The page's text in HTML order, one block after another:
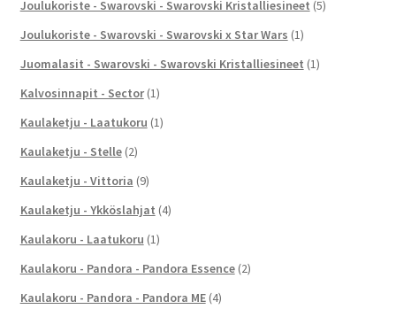
Joulukoriste - Swarovski - Swarovski Kristalliesineet (5)
Joulukoriste - Swarovski - Swarovski x Star Wars (1)
Juomalasit - Swarovski - Swarovski Kristalliesineet (1)
Kalvosinnapit - Sector (1)
Kaulaketju - Laatukoru (1)
Kaulaketju - Stelle (2)
Kaulaketju - Vittoria (9)
Kaulaketju - Ykköslahjat (4)
Kaulakoru - Laatukoru (1)
Kaulakoru - Pandora - Pandora Essence (2)
Kaulakoru - Pandora - Pandora ME (4)